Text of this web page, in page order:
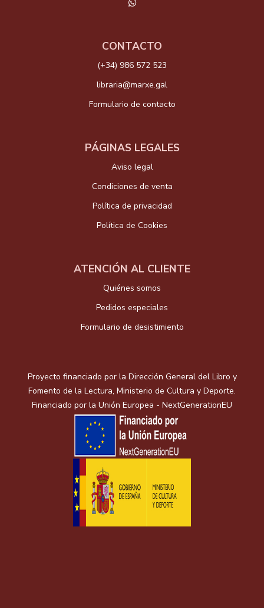
CONTACTO
(+34) 986 572 523
libraria@marxe.gal
Formulario de contacto
PÁGINAS LEGALES
Aviso legal
Condiciones de venta
Política de privacidad
Política de Cookies
ATENCIÓN AL CLIENTE
Quiénes somos
Pedidos especiales
Formulario de desistimiento
Proyecto financiado por la Dirección General del Libro y
Fomento de la Lectura, Ministerio de Cultura y Deporte.
Financiado por la Unión Europea - NextGenerationEU